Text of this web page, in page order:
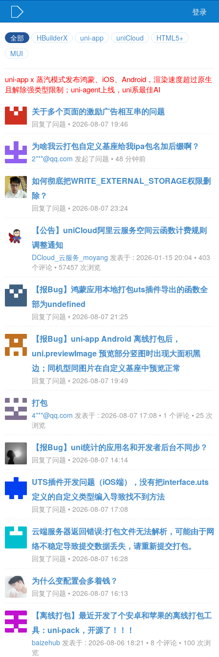
登录
全部 HBuilderX uni-app uniCloud
HTML5+
MUI
uni-app x 蒸汽模式发布鸿蒙、iOS、Android，渲染速度超过原生
且解除强类型限制；uni-agent上线，uni系最佳AI
关于多个页面的激励广告相互串的问题
回复了问题 • 2026-08-07 19:46
为啥我云打包自定义基座给我ipa包名加后缀啊？
2***@qq.com 发起了问题 • 48 分钟前
如何彻底把WRITE_EXTERNAL_STORAGE权限删
除？
回复了问题 • 2026-08-07 23:24
【公告】uniCloud阿里云服务空间云函数计费规则
调整通知
DCloud_云服务_moyang 发表于 : 2026-01-15 20:04 • 403
个评论 • 57457 次浏览
【报Bug】鸿蒙应用本地打包uts插件导出的函数全
部为undefined
回复了问题 • 2026-08-07 21:25
【报Bug】uni-app Android 离线打包后，
uni.previewImage 预览部分竖图时出现大面积黑
边；同机型同图片在自定义基座中预览正常
回复了问题 • 2026-08-07 19:49
打包
4***@qq.com 发表于 : 2026-08-07 17:08 • 1 个评论 • 25 次
浏览
【报Bug】uni统计的应用名和开发者后台不同步？
回复了问题 • 2026-08-07 14:14
UTS插件开发问题（iOS端），没有把interface.uts
定义的自定义类型编入导致找不到方法
回复了问题 • 2026-08-07 17:08
云端服务器返回错误:打包文件无法解析，可能由于网
络不稳定导致提交数据丢失，请重新提交打包。
回复了问题 • 2026-08-07 16:28
为什么变配置会多着钱？
回复了问题 • 2026-08-07 16:13
【离线打包】最近开发了个安卓和苹果的离线打包工
具：uni-pack，开源了！！！
baizehub 发表于 : 2026-08-06 18:21 • 8 个评论 • 100 次浏
览